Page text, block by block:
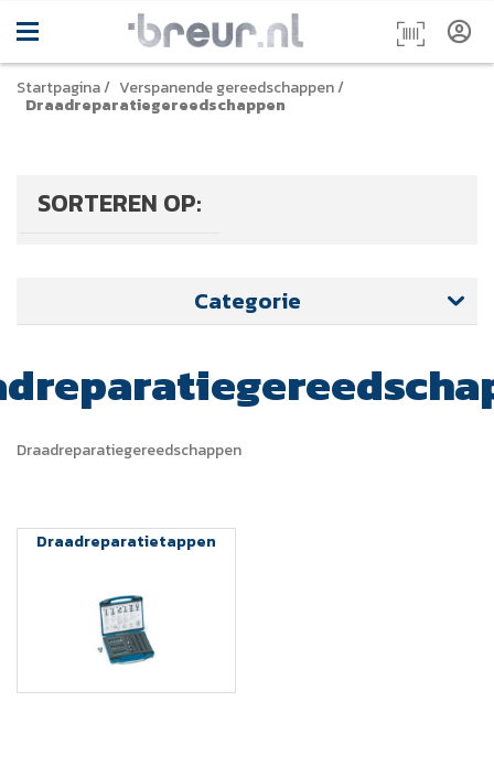
Startpagina/ Verspanende gereedschappen/
Draadreparatiegereedschappen
SORTEREN OP:
Categorie
Draadreparatiegereedschappen
Draadreparatietappen